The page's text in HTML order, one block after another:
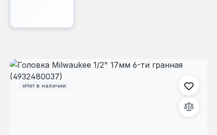
Нет в наличии
Пропустить галерею изображений